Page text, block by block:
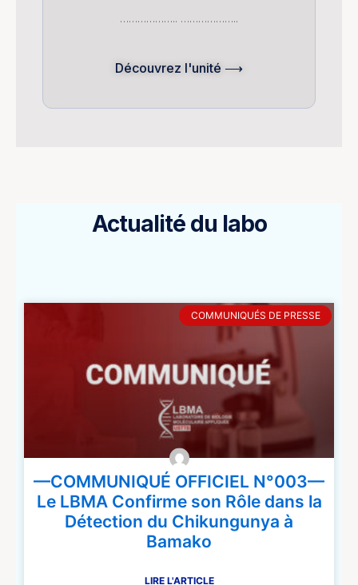
……………….. ………………..
Découvrez l'unité ⟶
Actualité du labo
COMMUNIQUÉS DE PRESSE
—COMMUNIQUÉ OFFICIEL N°003—
Le LBMA Confirme son Rôle dans la
Détection du Chikungunya à
Bamako
LIRE L'ARTICLE